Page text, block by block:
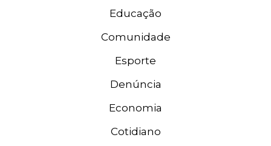
Educação
Comunidade
Esporte
Denúncia
Economia
Cotidiano